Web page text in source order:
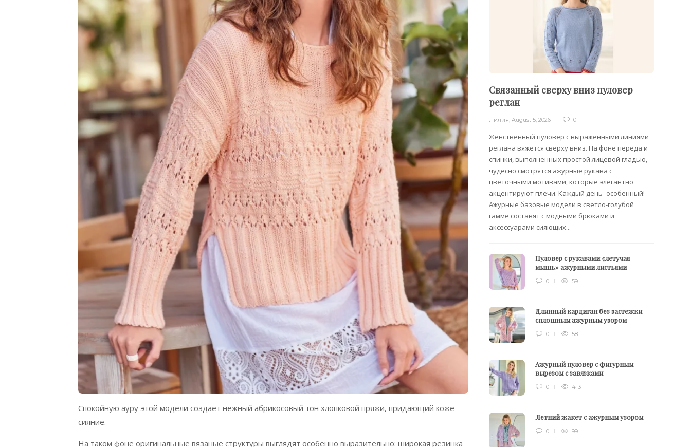
Спокойную ауру этой модели создает нежный абрикосовый тон хлопковой пряжи, придающий коже
сияние.
На таком фоне оригинальные вязаные структуры выглядят особенно выразительно: широкая резинка
Связанный сверху вниз пуловер
реглан
Лилия ,August 5, 2026 0
Женственный пуловер с выраженными линиями
реглана вяжется сверху вниз. На фоне переда и
спинки, выполненных простой лицевой гладью,
чудесно смотрятся ажурные рукава с
цветочными мотивами, которые элегантно
акцентируют плечи. Каждый день -особенный!
Ажурные базовые модели в светло-голубой
гамме составят с модными брюками и
аксессуарами сияющих...
Пуловер с рукавами «летучая
мышь» ажурными листьями
0 59
Длинный кардиган без застежки
сплошным ажурным узором
0 58
Ажурный пуловер с фигурным
вырезом с завязками
0 413
Летний жакет с ажурным узором
0 99